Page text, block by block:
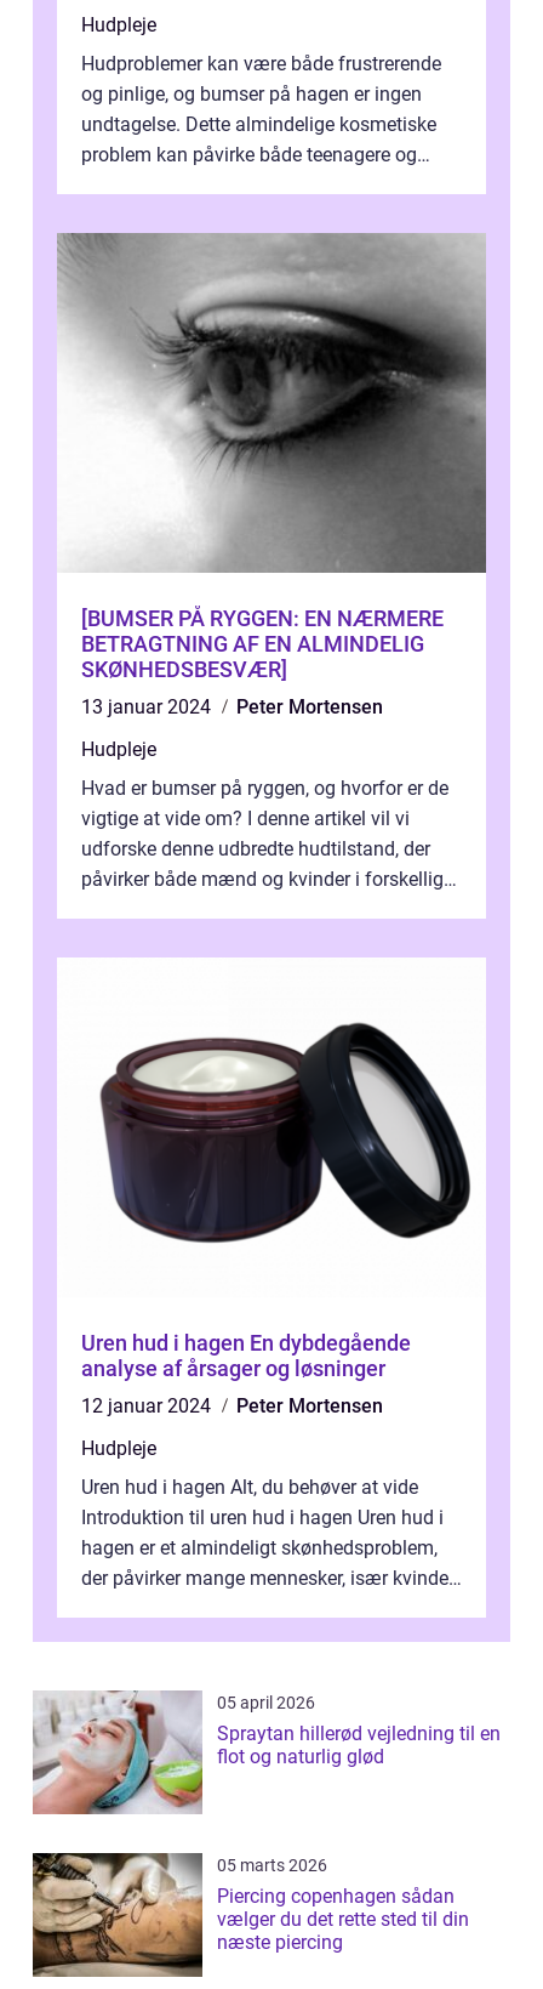
Hudpleje
Hudproblemer kan være både frustrerende
og pinlige, og bumser på hagen er ingen
undtagelse. Dette almindelige kosmetiske
problem kan påvirke både teenagere og
[BUMSER PÅ RYGGEN: EN NÆRMERE
BETRAGTNING AF EN ALMINDELIG
SKØNHEDSBESVÆR]
13 januar 2024
Peter Mortensen
Hudpleje
Hvad er bumser på ryggen, og hvorfor er de
vigtige at vide om? I denne artikel vil vi
udforske denne udbredte hudtilstand, der
påvirker både mænd og kvinder i forskellige
Uren hud i hagen En dybdegående
analyse af årsager og løsninger
12 januar 2024
Peter Mortensen
Hudpleje
Uren hud i hagen Alt, du behøver at vide
Introduktion til uren hud i hagen Uren hud i
hagen er et almindeligt skønhedsproblem,
der påvirker mange mennesker, især kvinder.
05 april 2026
Spraytan hillerød vejledning til en
flot og naturlig glød
05 marts 2026
Piercing copenhagen sådan
vælger du det rette sted til din
næste piercing